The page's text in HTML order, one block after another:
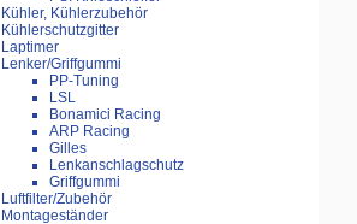
Kühler, Kühlerzubehör
Kühlerschutzgitter
Laptimer
Lenker/Griffgummi
PP-Tuning
LSL
Bonamici Racing
ARP Racing
Gilles
Lenkanschlagschutz
Griffgummi
Luftfilter/Zubehör
Montageständer